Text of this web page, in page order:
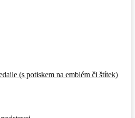
(s potiskem na emblém či štítek)